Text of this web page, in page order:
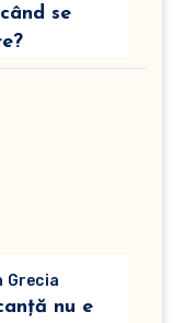
se
Grecia
nu e